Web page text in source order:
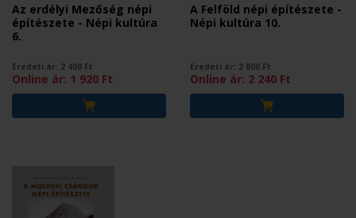
Az erdélyi Mezőség népi
építészete - Népi kultúra
6.
Eredeti ár: 2 400 Ft
Online ár: 1 920 Ft
A Felföld népi építészete -
Népi kultúra 10.
Eredeti ár: 2 800 Ft
Online ár: 2 240 Ft